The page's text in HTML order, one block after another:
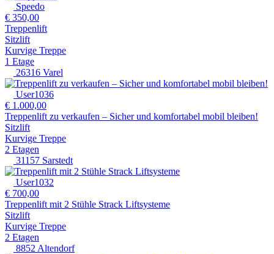
Speedo
€ 350,00
Treppenlift
Sitzlift
Kurvige Treppe
1 Etage
26316 Varel
User1036
€ 1.000,00
Treppenlift zu verkaufen – Sicher und komfortabel mobil bleiben!
Sitzlift
Kurvige Treppe
2 Etagen
31157 Sarstedt
User1032
€ 700,00
Treppenlift mit 2 Stühle Strack Liftsysteme
Sitzlift
Kurvige Treppe
2 Etagen
8852 Altendorf